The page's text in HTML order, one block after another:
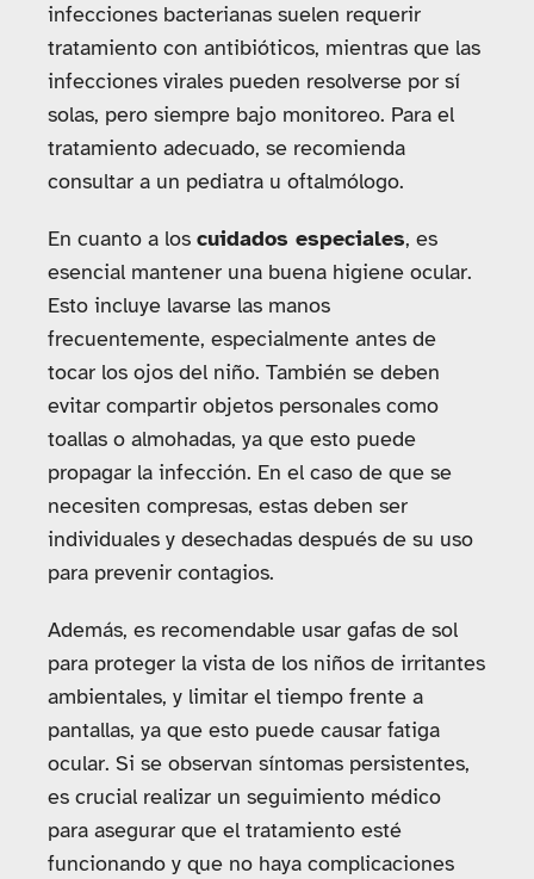
infecciones bacterianas suelen requerir
tratamiento con antibióticos, mientras que las
infecciones virales pueden resolverse por sí
solas, pero siempre bajo monitoreo. Para el
tratamiento adecuado, se recomienda
consultar a un pediatra u oftalmólogo.
En cuanto a los cuidados especiales, es
esencial mantener una buena higiene ocular.
Esto incluye lavarse las manos
frecuentemente, especialmente antes de
tocar los ojos del niño. También se deben
evitar compartir objetos personales como
toallas o almohadas, ya que esto puede
propagar la infección. En el caso de que se
necesiten compresas, estas deben ser
individuales y desechadas después de su uso
para prevenir contagios.
Además, es recomendable usar gafas de sol
para proteger la vista de los niños de irritantes
ambientales, y limitar el tiempo frente a
pantallas, ya que esto puede causar fatiga
ocular. Si se observan síntomas persistentes,
es crucial realizar un seguimiento médico
para asegurar que el tratamiento esté
funcionando y que no haya complicaciones